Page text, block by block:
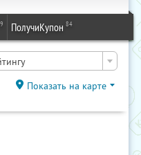
ПолучиКупон 84
Показать на карте